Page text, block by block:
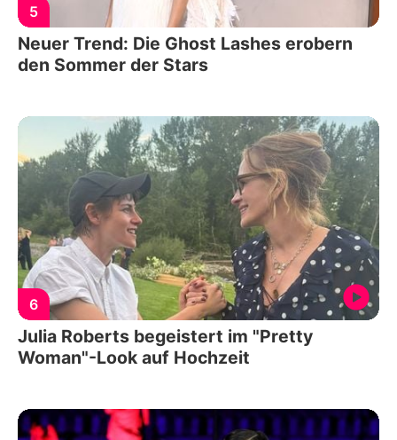
5
Neuer Trend: Die Ghost Lashes erobern
den Sommer der Stars
6
Julia Roberts begeistert im "Pretty
Woman"-Look auf Hochzeit